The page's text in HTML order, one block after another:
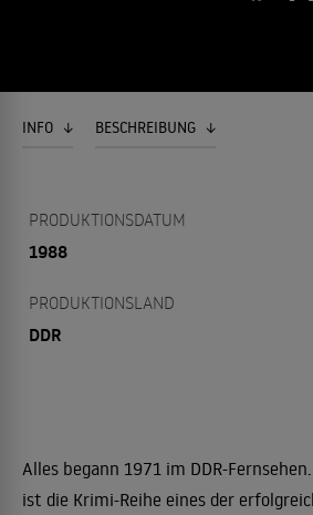
INFO BESCHREIBUNG
PRODUKTIONSDATUM
1988
PRODUKTIONSLAND
DDR
Alles begann 1971 im DDR-
ist die Krimi-Reihe eines der